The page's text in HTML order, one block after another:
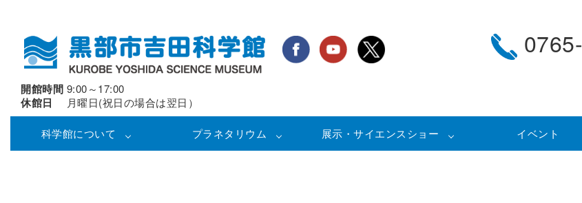
0765-
開館時間 9:00～17:00
休館日 月曜日(祝日の場合は翌日）
科学館について プラネタリウム 展示・サイエンスショー イベント